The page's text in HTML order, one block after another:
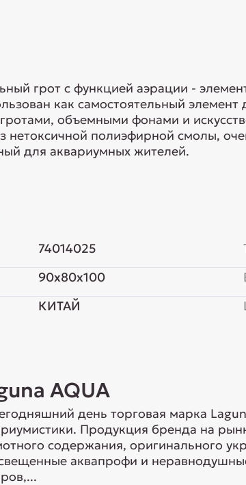
грот с функцией аэрации -
как самостоятельный
объемными фонами и
нетоксичной полиэфирной смолы,
для аквариумных жителей.
74014025
90x80x100
КИТАЙ
AQUA
день торговая марка
Продукция бренда на
содержания, оригинального
аквапрофи и